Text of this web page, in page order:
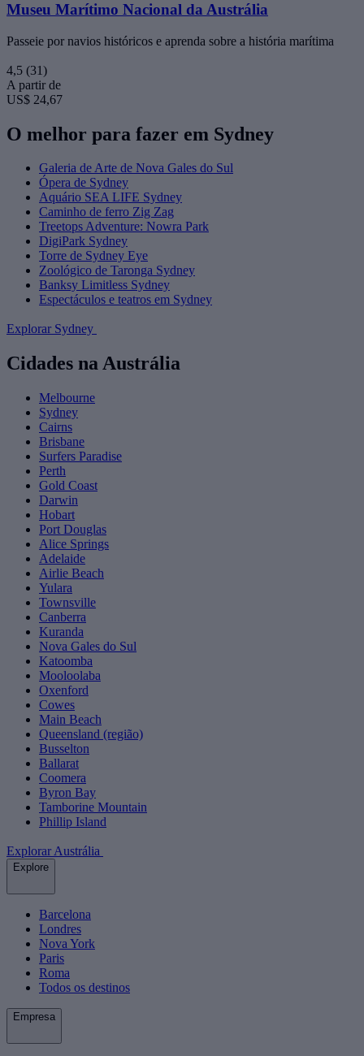
Museu Marítimo Nacional da Austrália
Passeie por navios históricos e aprenda sobre a história marítima
4,5 (31)
A partir de
US$ 24,67
O melhor para fazer em Sydney
Galeria de Arte de Nova Gales do Sul
Ópera de Sydney
Aquário SEA LIFE Sydney
Caminho de ferro Zig Zag
Treetops Adventure: Nowra Park
DigiPark Sydney
Torre de Sydney Eye
Zoológico de Taronga Sydney
Banksy Limitless Sydney
Espectáculos e teatros em Sydney
Explorar Sydney
Cidades na Austrália
Melbourne
Sydney
Cairns
Brisbane
Surfers Paradise
Perth
Gold Coast
Darwin
Hobart
Port Douglas
Alice Springs
Adelaide
Airlie Beach
Yulara
Townsville
Canberra
Kuranda
Nova Gales do Sul
Katoomba
Mooloolaba
Oxenford
Cowes
Main Beach
Queensland (região)
Busselton
Ballarat
Coomera
Byron Bay
Tamborine Mountain
Phillip Island
Explorar Austrália
Explore
Barcelona
Londres
Nova York
Paris
Roma
Todos os destinos
Empresa